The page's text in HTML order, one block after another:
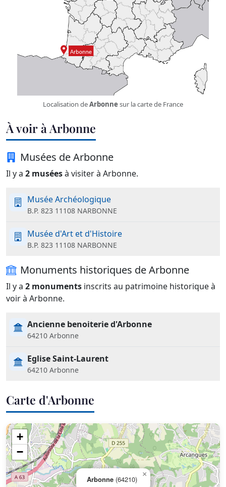
Localisation deArbonnesur la carte de France
À voir à Arbonne
Musées de Arbonne
Il y a 2 muséesà visiter à Arbonne.
Musée Archéologique
B.P. 823 11108 NARBONNE
Musée d'Art et d'Histoire
B.P. 823 11108 NARBONNE
Monuments historiques de Arbonne
Il y a 2 monuments inscrits au patrimoine historique à
voir à Arbonne.
Ancienne benoiterie d'Arbonne
64210 Arbonne
Eglise Saint-Laurent
64210 Arbonne
Carte d'Arbonne
Arbonne (64210)
×
+
−